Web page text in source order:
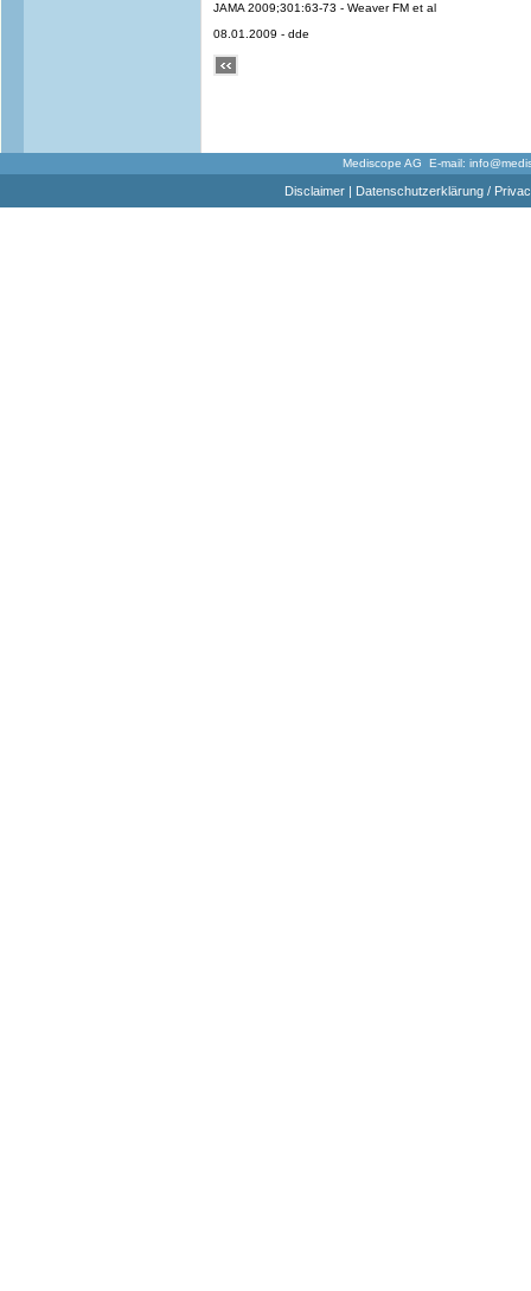
JAMA 2009;301:63-73 - Weaver FM et al
08.01.2009 - dde
Mediscope AG E-mail:
Disclaimer| Datenschutzerklärung /